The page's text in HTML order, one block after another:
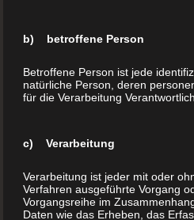
Hardeggasse 69, Top 21
Österreich
Telefon:+43 1 283 9999
Internet:www.BuchDrucker.at
b) betroffene Person
Betroffene Person ist jede
natürliche Person, deren
für die Verarbeitung
c) Verarbeitung
Verarbeitung ist jeder mit oder
Verfahren ausgeführte Vorgang
Vorgangsreihe im
Daten wie das Erheben, das